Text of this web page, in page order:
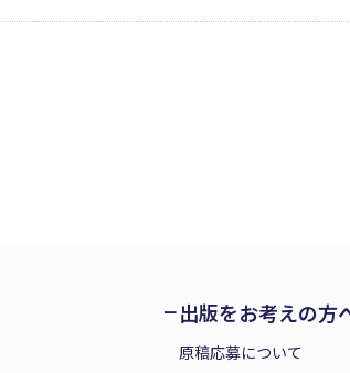
猿たちが、意見を出し合い、困難を
出版をお考えの方
原稿応募について